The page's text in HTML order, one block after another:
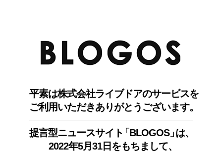
平素は株式会社ライブドアのサービスを
ご利用いただきありがとうございます。
提言型ニュースサイ ト「BLOGOS」は、
2022年5月31日をもちまして、